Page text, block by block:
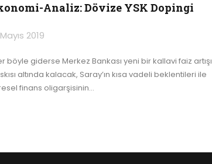
Analiz: Dövize YSK Dopingi
2019
böyle giderse Merkez Bankası yeni bir kallavi faiz artışı
altında kalacak, Saray’ın kısa vadeli beklentileri ile
finans oligarşisinin…